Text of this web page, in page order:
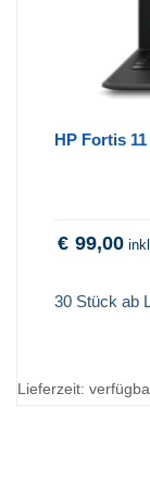
HP Fortis 11
€ 99,00
30 Stück ab
Lieferzeit: